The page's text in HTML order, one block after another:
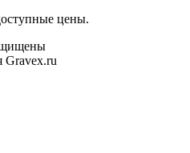
цены.
Gravex.ru